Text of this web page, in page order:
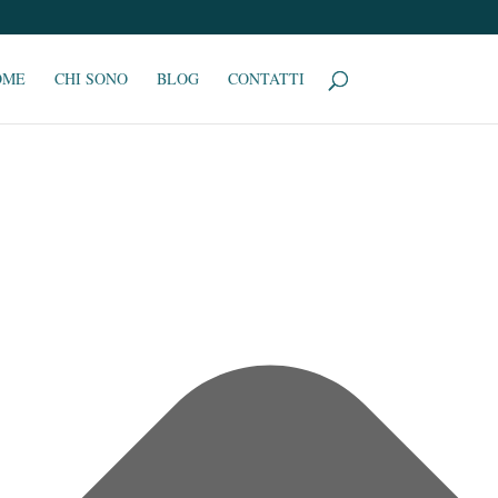
CHI SONO BLOG CONTATTI